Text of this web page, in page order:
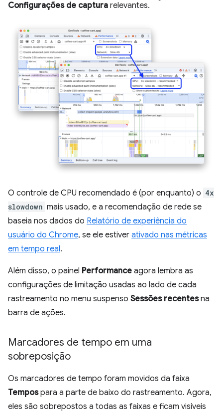
Configurações de captura relevantes.
O controle de CPU recomendado é (por enquanto) o 4x
slowdown mais usado, e a recomendação de rede se
baseia nos dados do Relatório de experiência do
usuário do Chrome, se ele estiver ativado nas métricas
em tempo real.
Além disso, o painel Performance agora lembra as
configurações de limitação usadas ao lado de cada
rastreamento no menu suspenso Sessões recentesna
barra de ações.
Marcadores de tempo em uma
sobreposição
Os marcadores de tempo foram movidos da faixa
Tempospara a parte de baixo do rastreamento. Agora,
eles são sobrepostos a todas as faixas e ficam visíveis